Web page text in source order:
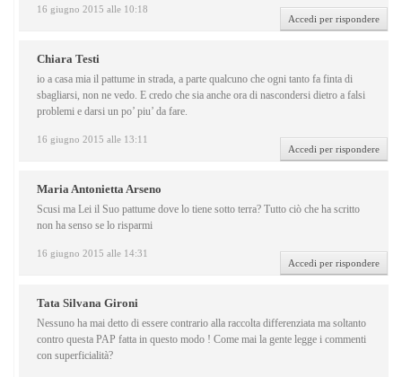
16 giugno 2015 alle 10:18
Accedi per rispondere
Chiara Testi
16 giugno 2015 alle 13:11
io a casa mia il pattume in strada, a parte qualcuno che ogni tanto fa finta di
sbagliarsi, non ne vedo. E credo che sia anche ora di nascondersi dietro a falsi
problemi e darsi un po’ piu’ da fare.
Accedi per rispondere
Maria Antonietta Arseno
16 giugno 2015 alle 14:31
Scusi ma Lei il Suo pattume dove lo tiene sotto terra? Tutto ciò che ha scritto
non ha senso se lo risparmi
Accedi per rispondere
Tata Silvana Gironi
Nessuno ha mai detto di essere contrario alla raccolta differenziata ma soltanto
contro questa PAP fatta in questo modo ! Come mai la gente legge i commenti
con superficialità?